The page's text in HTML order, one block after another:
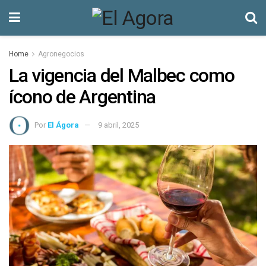
Home Agronegocios
La vigencia del Malbec como
ícono de Argentina
Por El Ágora 9 abril, 2025